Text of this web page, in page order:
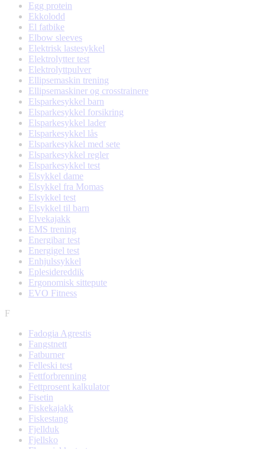
Egg protein
Ekkolodd
El fatbike
Elbow sleeves
Elektrisk lastesykkel
Elektrolytter test
Elektrolyttpulver
Ellipsemaskin trening
Ellipsemaskiner og crosstrainere
Elsparkesykkel barn
Elsparkesykkel forsikring
Elsparkesykkel lader
Elsparkesykkel lås
Elsparkesykkel med sete
Elsparkesykkel regler
Elsparkesykkel test
Elsykkel dame
Elsykkel fra Momas
Elsykkel test
Elsykkel til barn
Elvekajakk
EMS trening
Energibar test
Energigel test
Enhjulssykkel
Eplesidereddik
Ergonomisk sittepute
EVO Fitness
F
Fadogia Agrestis
Fangstnett
Fatburner
Felleski test
Fettforbrenning
Fettprosent kalkulator
Fisetin
Fiskekajakk
Fiskestang
Fjellduk
Fjellsko